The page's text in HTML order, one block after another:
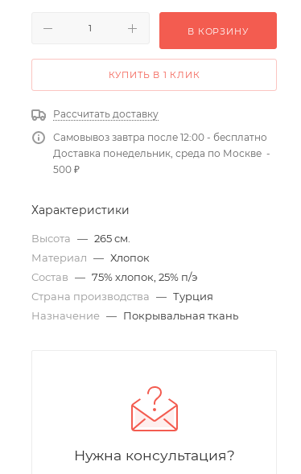
В КОРЗИНУ
КУПИТЬ В 1 КЛИК
Рассчитать доставку
Самовывоз завтра после 12:00 - бесплатно
Доставка понедельник, среда по Москве -
500 ₽
Характеристики
Высота — 265 см.
Материал — Хлопок
Состав — 75% хлопок, 25% п/э
Страна производства — Турция
Назначение — Покрывальная ткань
Нужна консультация?